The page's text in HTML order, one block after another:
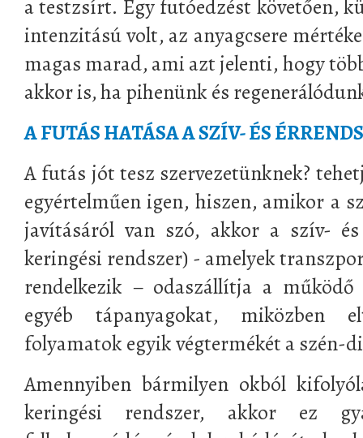
a testzsírt. Egy futóedzést követően,
intenzitású volt, az anyagcsere
magas marad, ami azt jelenti, hogy
akkor is, ha pihenünk és
A FUTÁS HATÁSA A SZÍV- ÉS
A futás jót tesz szervezetünknek?
egyértelműen igen, hiszen, amikor a
javításáról van szó, akkor a szív-
keringési rendszer) - amelyek
rendelkezik – odaszállítja a
egyéb tápanyagokat, miközben
folyamatok egyik végtermékét a szén-
Amennyiben bármilyen okból
keringési rendszer, akkor ez